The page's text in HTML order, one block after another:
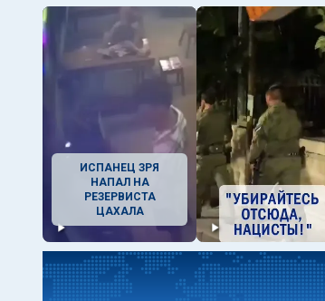
ИСПАНЕЦ ЗРЯ
НАПАЛ НА
РЕЗЕРВИСТА
ЦАХАЛА